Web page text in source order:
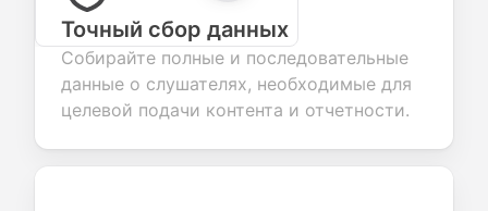
Точный сбор данных
Собирайте полные и последовательные
данные о слушателях, необходимые для
целевой подачи контента и отчетности.